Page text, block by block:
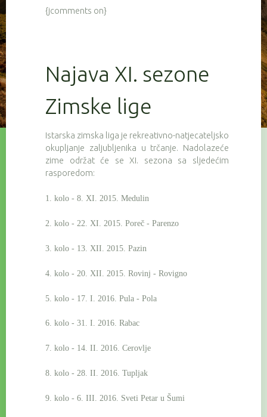
{jcomments on}
Najava XI. sezone
Zimske lige
Istarska zimska liga je rekreativno-natjecateljsko
okupljanje zaljubljenika u trčanje. Nadolazeće
zime održat će se XI. sezona sa sljedećim
rasporedom:
1. kolo - 8. XI. 2015. Medulin
2. kolo - 22. XI. 2015. Poreč - Parenzo
3. kolo - 13. XII. 2015. Pazin
4. kolo - 20. XII. 2015. Rovinj - Rovigno
5. kolo - 17. I. 2016. Pula - Pola
6. kolo - 31. I. 2016. Rabac
7. kolo - 14. II. 2016. Cerovlje
8. kolo - 28. II. 2016. Tupljak
9. kolo - 6. III. 2016. Sveti Petar u Šumi